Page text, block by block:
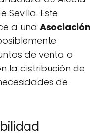
Sevilla. Este
a una Asociación
de venta o
la distribución de
de